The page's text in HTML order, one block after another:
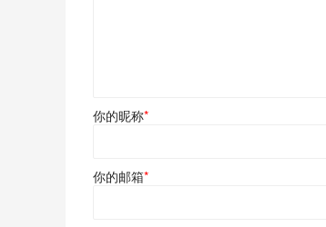
你的昵称*
你的邮箱*